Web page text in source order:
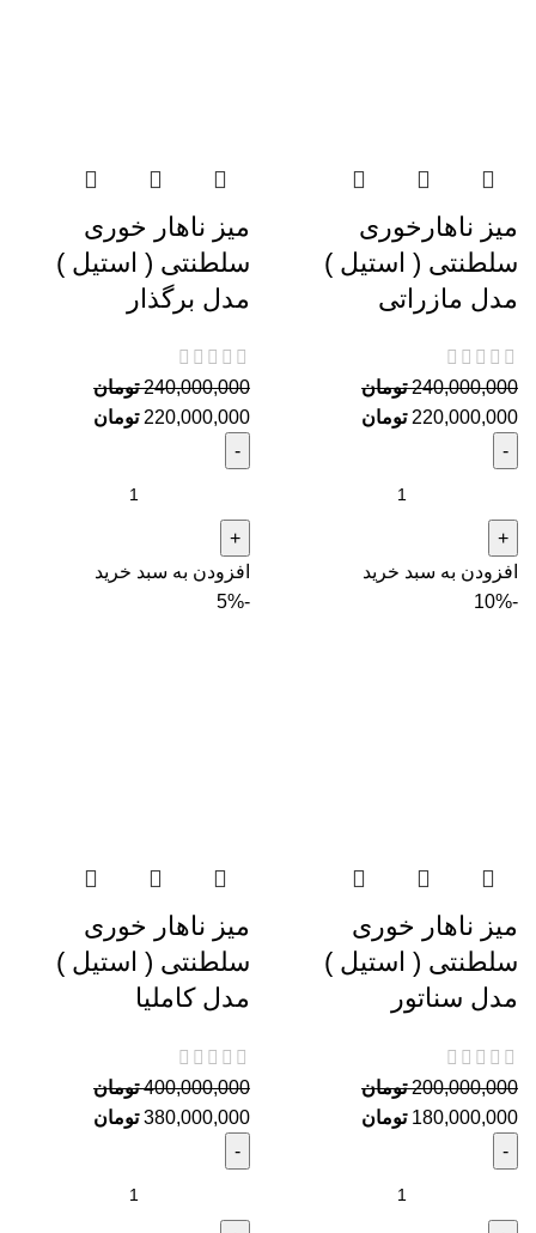
میز ناهارخوری
سلطنتی ( استیل )
مدل مازراتی
240,000,000 تومان
220,000,000 تومان
افزودن به سبد خرید
میز ناهار خوری
سلطنتی ( استیل )
مدل برگذار
240,000,000 تومان
220,000,000 تومان
افزودن به سبد خرید
-10%
میز ناهار خوری
سلطنتی ( استیل )
مدل سناتور
200,000,000 تومان
180,000,000 تومان
-5%
میز ناهار خوری
سلطنتی ( استیل )
مدل کاملیا
400,000,000 تومان
380,000,000 تومان